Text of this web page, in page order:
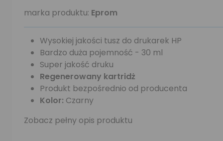
marka produktu: Eprom
Wysokiej jakości tusz do drukarek HP
Bardzo duża pojemność - 30 ml
Super jakość druku
Regenerowany kartridż
Produkt bezpośrednio od producenta
Kolor: Czarny
Zobacz pełny opis produktu